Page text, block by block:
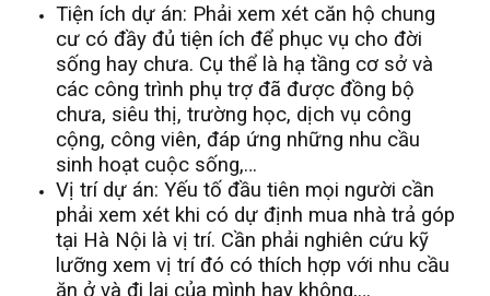
Tiện ích dự án: Phải xem xét căn hộ chung
cư có đầy đủ tiện ích để phục vụ cho đời
sống hay chưa. Cụ thể là hạ tầng cơ sở và
các công trình phụ trợ đã được đồng bộ
chưa, siêu thị, trường học, dịch vụ công
cộng, công viên, đáp ứng những nhu cầu
sinh hoạt cuộc sống,…
Vị trí dự án: Yếu tố đầu tiên mọi người cần
phải xem xét khi có dự định mua nhà trả góp
tại Hà Nội là vị trí. Cần phải nghiên cứu kỹ
lưỡng xem vị trí đó có thích hợp với nhu cầu
ăn ở và đi lại của mình hay không,…